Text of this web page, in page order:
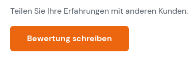
Teilen Sie Ihre Erfahrungen mit anderen Kunden.
Bewertung schreiben